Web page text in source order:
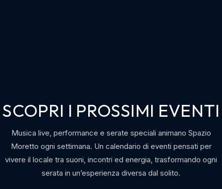
SCOPRI I PROSSIMI EVENTI
Musica live, performance e serate speciali animano Spazio
Moretto ogni settimana. Un calendario di eventi pensati per
vivere il locale tra suoni, incontri ed energia, trasformando ogni
serata in un’esperienza diversa dal solito.